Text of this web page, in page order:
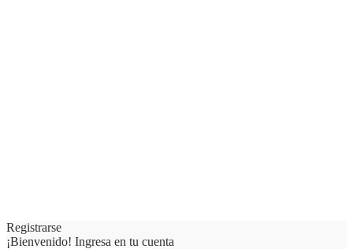
Registrarse
¡Bienvenido! Ingresa en tu cuenta